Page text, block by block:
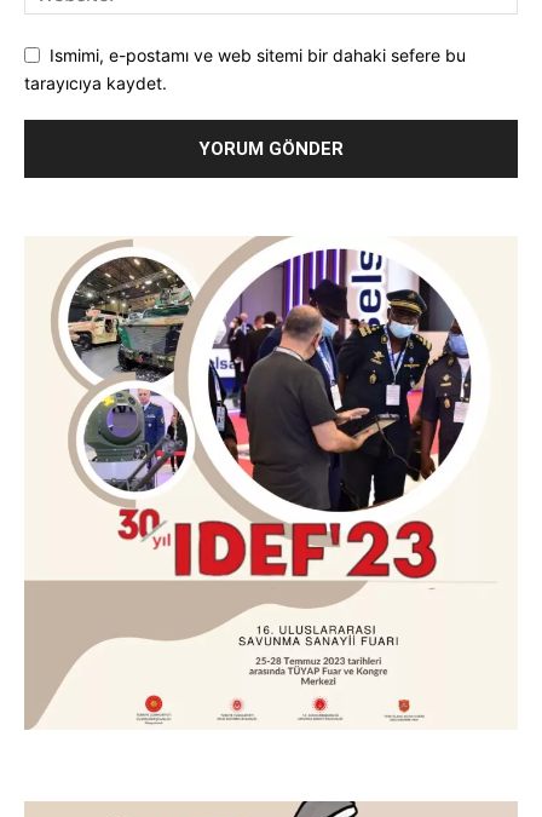
Ismimi, e-postamı ve web sitemi bir dahaki sefere bu
tarayıcıya kaydet.